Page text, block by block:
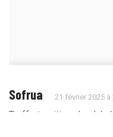
Sofrua 21 février 2025 à
Truffert quittera le club